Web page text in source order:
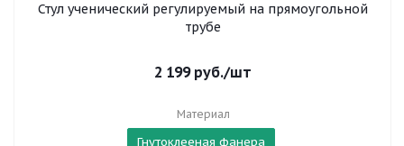
Стул ученический регулируемый на прямоугольной
трубе
2 199руб./шт
Материал
Гнутоклееная фанера